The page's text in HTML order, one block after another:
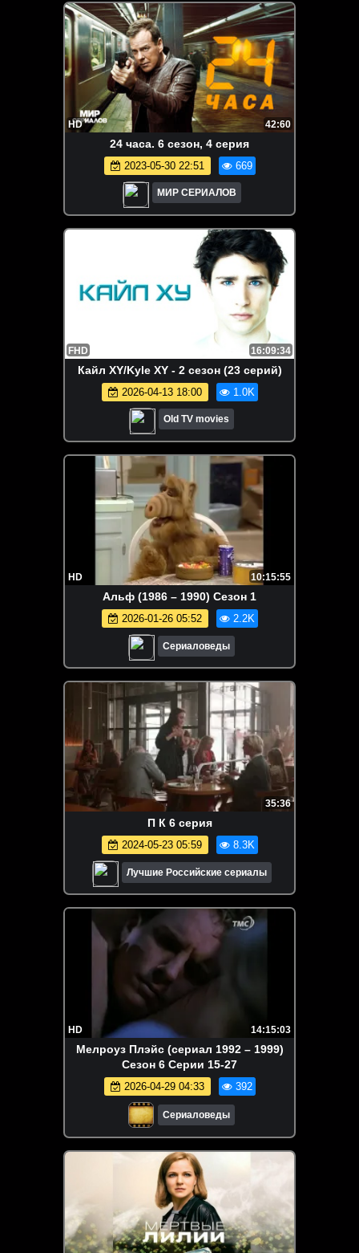
HD 42:60
24 часа. 6 сезон, 4 серия
2023-05-30 22:51 669
МИР СЕРИАЛОВ
FHD 16:09:34
Кайл XY/Kyle XY - 2 сезон (23 серий)
2026-04-13 18:00 1.0K
Old TV movies
HD 10:15:55
Альф (1986 – 1990) Сезон 1
2026-01-26 05:52 2.2K
Сериаловеды
35:36
П К 6 серия
2024-05-23 05:59 8.3K
Лучшие Российские сериалы
HD 14:15:03
Мелроуз Плэйс (сериал 1992 – 1999)
Сезон 6 Серии 15-27
2026-04-29 04:33 392
Сериаловеды